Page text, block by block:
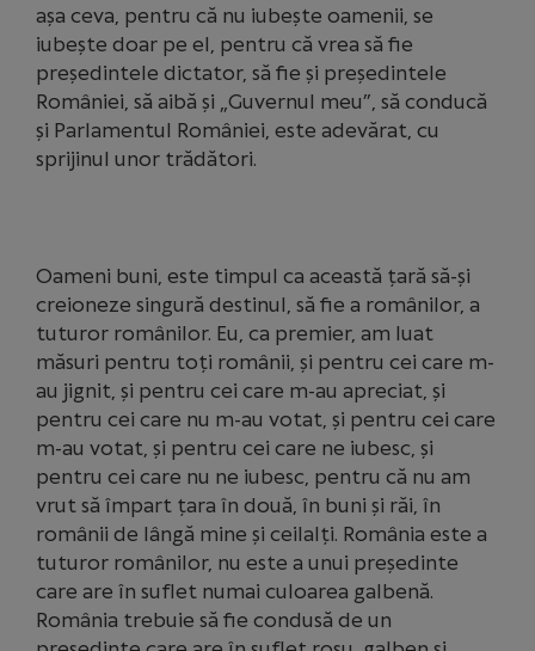
așa ceva, pentru că nu iubește oamenii, se
iubește doar pe el, pentru că vrea să fie
președintele dictator, să fie și președintele
României, să aibă și „Guvernul meu”, să conducă
și Parlamentul României, este adevărat, cu
sprijinul unor trădători.
Oameni buni, este timpul ca această țară să-și
creioneze singură destinul, să fie a românilor, a
tuturor românilor. Eu, ca premier, am luat
măsuri pentru toți românii, și pentru cei care m-
au jignit, și pentru cei care m-au apreciat, și
pentru cei care nu m-au votat, și pentru cei care
m-au votat, și pentru cei care ne iubesc, și
pentru cei care nu ne iubesc, pentru că nu am
vrut să împart țara în două, în buni și răi, în
românii de lângă mine și ceilalți. România este a
tuturor românilor, nu este a unui președinte
care are în suflet numai culoarea galbenă.
România trebuie să fie condusă de un